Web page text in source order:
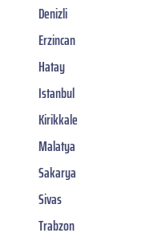
Denizli
Erzincan
Hatay
Istanbul
Kirikkale
Malatya
Sakarya
Sivas
Trabzon